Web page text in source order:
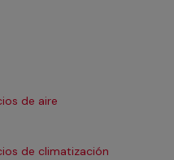
de aire
de climatización